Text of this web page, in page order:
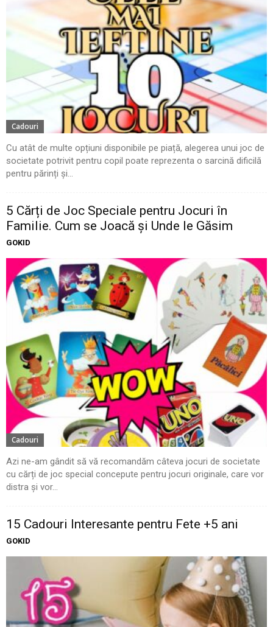
Cadouri
Cu atât de multe opțiuni disponibile pe piață, alegerea unui joc de
societate potrivit pentru copil poate reprezenta o sarcină dificilă
pentru părinți și...
5 Cărți de Joc Speciale pentru Jocuri în
Familie. Cum se Joacă și Unde le Găsim
GOKID
Cadouri
Azi ne-am gândit să vă recomandăm câteva jocuri de societate
cu cărți de joc special concepute pentru jocuri originale, care vor
distra și vor...
15 Cadouri Interesante pentru Fete +5 ani
GOKID